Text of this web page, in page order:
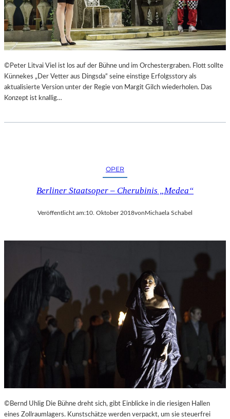
©Peter Litvai Viel ist los auf der Bühne und im Orchestergraben. Flott sollte
Künnekes „Der Vetter aus Dingsda“ seine einstige Erfolgsstory als
aktualisierte Version unter der Regie von Margit Gilch wiederholen. Das
Konzept ist knallig…
OPER
Berliner Staatsoper – Cherubinis „Medea“
Veröffentlicht am:10. Oktober 2018vonMichaela Schabel
©Bernd Uhlig Die Bühne dreht sich, gibt Einblicke in die riesigen Hallen
eines Zollraumlagers. Kunstschätze werden verpackt, um sie steuerfrei